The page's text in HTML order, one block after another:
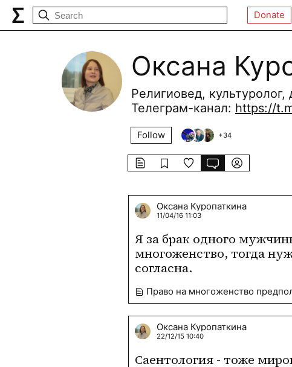
Donate
Оксана
Религиовед,
Телеграм-канал: https://
Follow +34
Оксана Куропаткина
11/04/16 11:03
Я за брак одного
многоженство, тогда
согласна.
Право на многоженство
Оксана Куропаткина
22/12/15 10:40
Саентология - тоже